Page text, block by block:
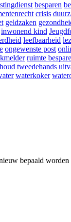
besparen
crisis
geldzaken
inwonend kind
leefbaarheid
ongewenste post
ruimte
tweedehands
waterkoker
bepaald